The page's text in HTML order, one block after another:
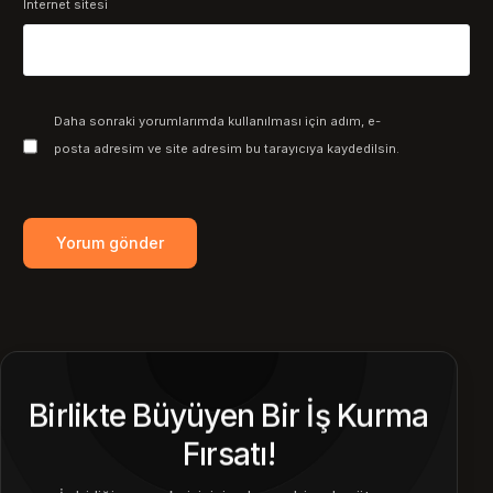
İnternet sitesi
Daha sonraki yorumlarımda kullanılması için adım, e-
posta adresim ve site adresim bu tarayıcıya kaydedilsin.
Birlikte Büyüyen Bir İş Kurma
Fırsatı!